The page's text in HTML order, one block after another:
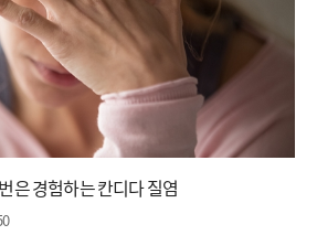
은 경험하는 칸디다 질염